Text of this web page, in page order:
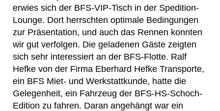
erwies sich der BFS-VIP-Tisch in der Spedition-
Lounge. Dort herrschten optimale Bedingungen
zur Präsentation, und auch das Rennen konnten
wir gut verfolgen. Die geladenen Gäste zeigten
sich sehr interessiert an der BFS-Flotte. Ralf
Hefke von der Firma Eberhard Hefke Transporte,
ein BFS Miet- und Werkstattkunde, hatte die
Gelegenheit, ein Fahrzeug der BFS-HS-Schoch-
Edition zu fahren. Daran angehängt war ein